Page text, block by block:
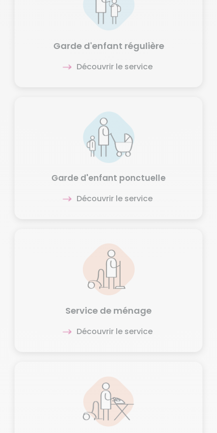
Garde d'enfant régulière
Découvrir le service
Garde d'enfant ponctuelle
Découvrir le service
Service de ménage
Découvrir le service